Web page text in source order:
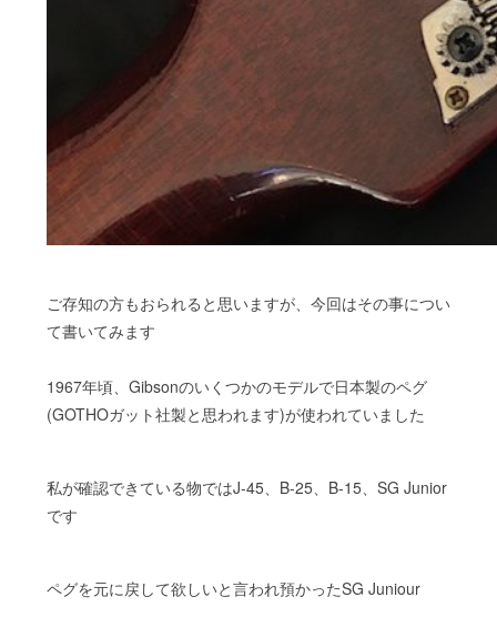
ご存知の方もおられると思いますが、今回はその事につい
て書いてみます
1967年頃、Gibsonのいくつかのモデルで日本製のペグ
(GOTHOガット社製と思われます)が使われていました
私が確認できている物ではJ-45、B-25、B-15、SG Junior
です
ペグを元に戻して欲しいと言われ預かったSG Juniour